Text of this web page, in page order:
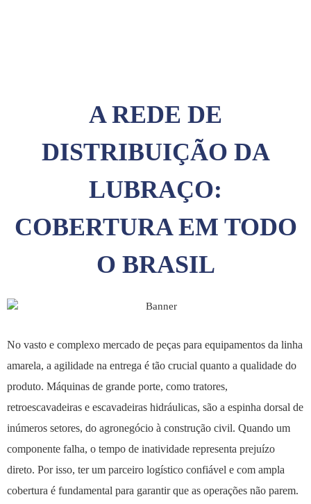
A REDE DE
DISTRIBUIÇÃO DA
LUBRAÇO:
COBERTURA EM TODO
O BRASIL
No vasto e complexo mercado de peças para equipamentos da linha
amarela, a agilidade na entrega é tão crucial quanto a qualidade do
produto. Máquinas de grande porte, como tratores,
retroescavadeiras e escavadeiras hidráulicas, são a espinha dorsal de
inúmeros setores, do agronegócio à construção civil. Quando um
componente falha, o tempo de inatividade representa prejuízo
direto. Por isso, ter um parceiro logístico confiável e com ampla
cobertura é fundamental para garantir que as operações não parem.